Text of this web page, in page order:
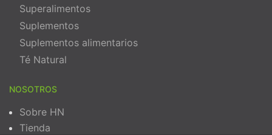
Superalimentos
Suplementos
Suplementos alimentarios
Té Natural
NOSOTROS
Sobre HN
Tienda